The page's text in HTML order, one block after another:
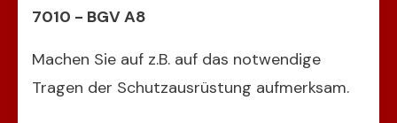
7010 - BGV A8
Machen Sie auf z.B. auf das notwendige
Tragen der Schutzausrüstung aufmerksam.